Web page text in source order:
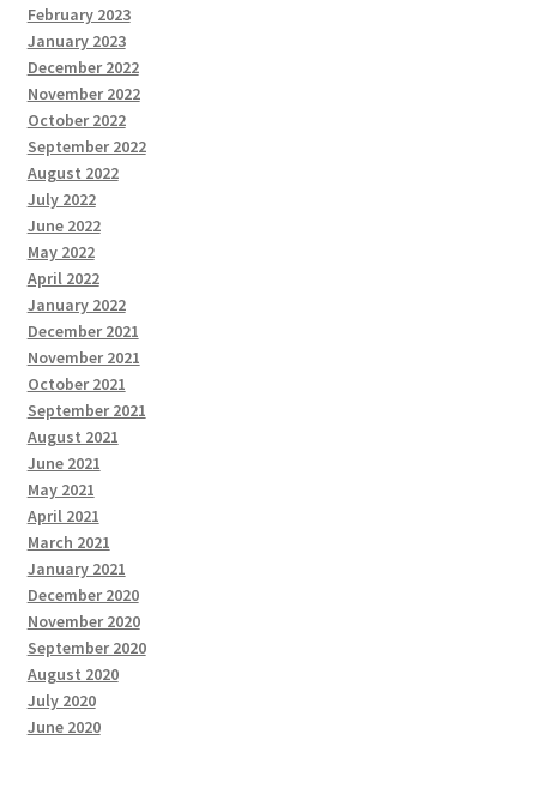
February 2023
January 2023
December 2022
November 2022
October 2022
September 2022
August 2022
July 2022
June 2022
May 2022
April 2022
January 2022
December 2021
November 2021
October 2021
September 2021
August 2021
June 2021
May 2021
April 2021
March 2021
January 2021
December 2020
November 2020
September 2020
August 2020
July 2020
June 2020